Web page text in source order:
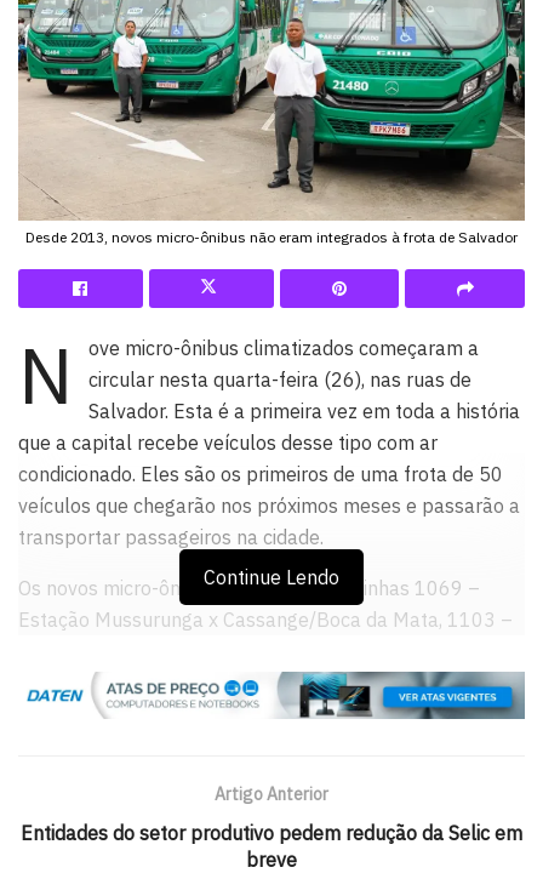
Desde 2013, novos micro-ônibus não eram integrados à frota de Salvador
N
ove micro-ônibus climatizados começaram a
circular nesta quarta-feira (26), nas ruas de
Salvador. Esta é a primeira vez em toda a história
que a capital recebe veículos desse tipo com ar
condicionado. Eles são os primeiros de uma frota de 50
veículos que chegarão nos próximos meses e passarão a
transportar passageiros na cidade.
Os novos micro-ônibus vão atender as linhas 1069 –
Estação Mussurunga x Cassange/Boca da Mata, 1103 –
Acesso Norte x Luiz Anselmo/Vila Laura/Estação Brotas
e 1307 – Bosque Real x Jardim Placaford.
empresas compraram 169 ônibus e micro-ônibus
climatizados, a maior aquisição do país durante a
pandemia. Desde 2013, novos micro-ônibus não eram
Continue Lendo
Artigo Anterior
Entidades do setor produtivo pedem redução da Selic em
breve